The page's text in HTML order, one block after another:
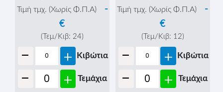
Τιμή τμχ. (Χωρίς Φ.Π.Α)
-
€
(Τεμ/Κιβ: 24)
- + Κιβώτια
- + Τεμάχια
Τιμή τμχ. (Χωρίς Φ.Π.Α)
-
€
(Τεμ/Κιβ: 12)
- + Κιβώτια
- + Τεμάχια